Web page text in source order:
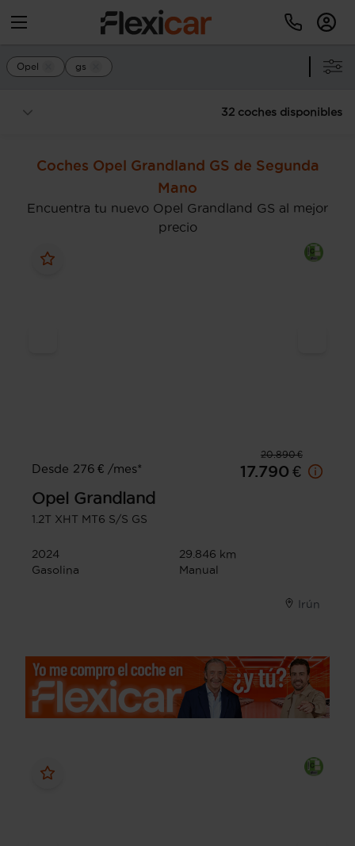
Opel gs
32 coches disponibles
Coches Opel Grandland GS de Segunda
Mano
Encuentra tu nuevo Opel Grandland GS al mejor
precio
20.890 €
Desde 276 € /mes*
17.790 €
Opel Grandland
1.2T XHT MT6 S/S GS
2024
29.846 km
Gasolina
Manual
Irún